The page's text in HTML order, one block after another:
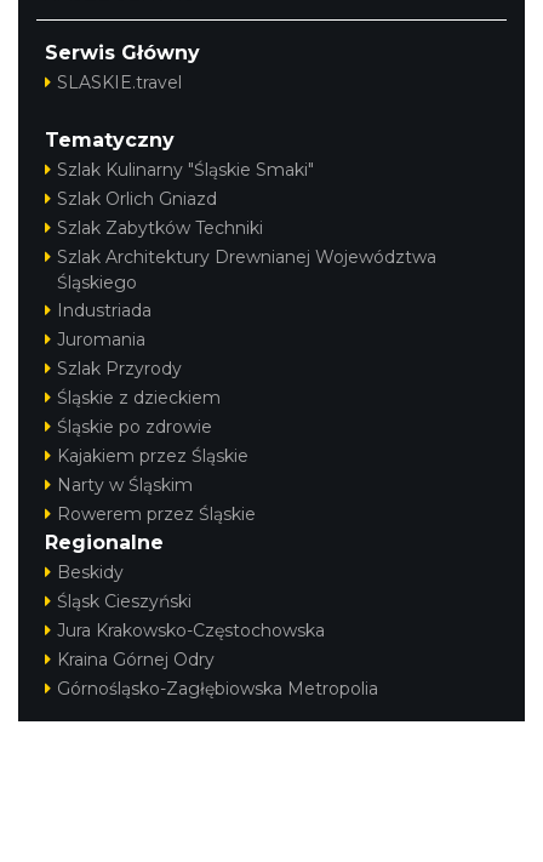
Serwis Główny
SLASKIE.travel
Tematyczny
Szlak Kulinarny "Śląskie Smaki"
Szlak Orlich Gniazd
Szlak Zabytków Techniki
Szlak Architektury Drewnianej Województwa
Śląskiego
Industriada
Juromania
Szlak Przyrody
Śląskie z dzieckiem
Śląskie po zdrowie
Kajakiem przez Śląskie
Narty w Śląskim
Rowerem przez Śląskie
Regionalne
Beskidy
Śląsk Cieszyński
Jura Krakowsko-Częstochowska
Kraina Górnej Odry
Górnośląsko-Zagłębiowska Metropolia